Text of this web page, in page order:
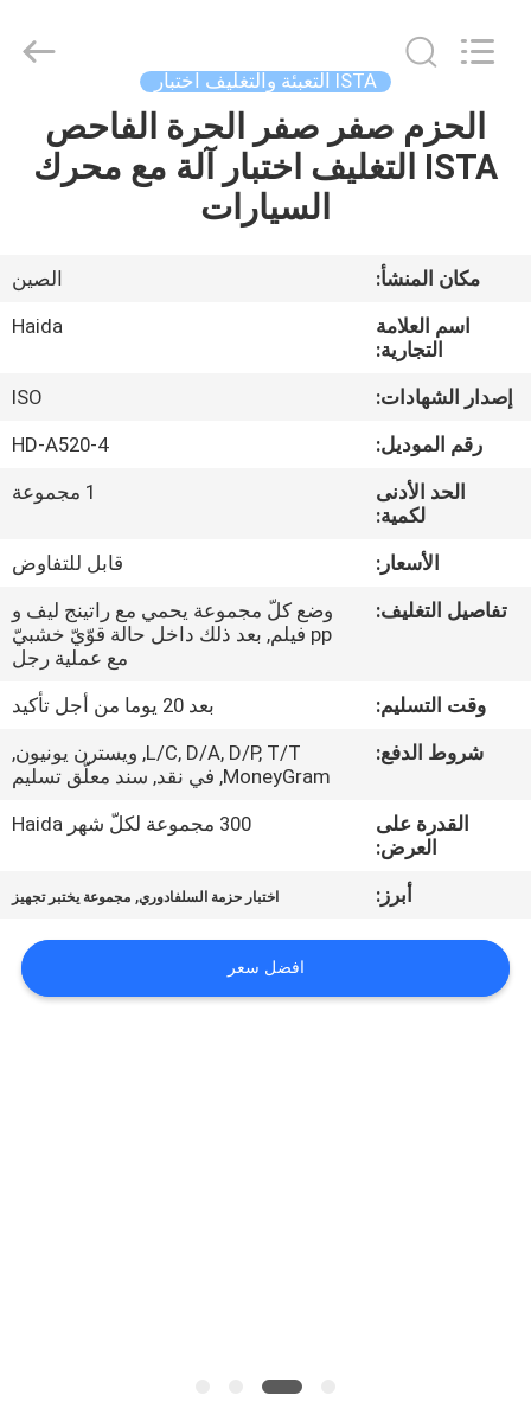
الصفحة
الرئيسية
فيديوهات
برنامج
معلومات
جولة
المصنع
الجودة
بنا
أخبار
Reserved.
ISTA التعبئة والتغليف اختبار
الحزم صفر صفر الحرة الفاحص
ISTA التغليف اختبار آلة مع محرك
السيارات
مكان المنشأ:
الصين
اسم العلامة
التجارية:
Haida
إصدار الشهادات:
ISO
رقم الموديل:
HD-A520-4
الحد الأدنى
لكمية:
1 مجموعة
الأسعار:
قابل للتفاوض
تفاصيل التغليف:
وضع كلّ مجموعة يحمي مع راتينج ليف و
pp فيلم, بعد ذلك داخل حالة قوّيّ خشبيّ
مع عملية رجل
وقت التسليم:
بعد 20 يوما من أجل تأكيد
شروط الدفع:
L/C, D/A, D/P, T/T, ويسترن يونيون,
MoneyGram, في نقد, سند معلّق تسليم
القدرة على
العرض:
300 مجموعة لكلّ شهر Haida
أبرز: اختبار حزمة السلفادوري, مجموعة يختبر تجهيز
افضل سعر